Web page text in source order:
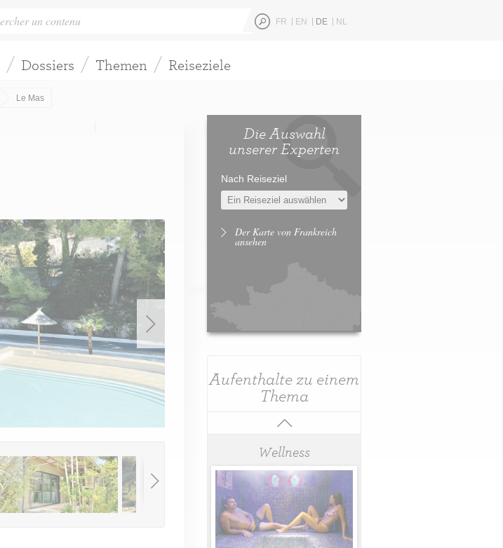
FR EN DE NL
Dossiers Themen Reiseziele
Le Mas
Die Auswahl
unserer Experten
Nach Reiseziel
Der Karte von Frankreich
ansehen
Aufenthalte zu einem
Thema
Wellness